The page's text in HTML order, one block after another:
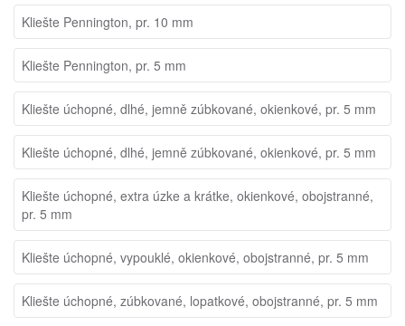
Kliešte Pennington, pr. 10 mm
Kliešte Pennington, pr. 5 mm
Kliešte úchopné, dlhé, jemně zúbkované, okienkové, pr. 5 mm
Kliešte úchopné, dlhé, jemně zúbkované, okienkové, pr. 5 mm
Kliešte úchopné, extra úzke a krátke, okienkové, obojstranné,
pr. 5 mm
Kliešte úchopné, vypouklé, okienkové, obojstranné, pr. 5 mm
Kliešte úchopné, zúbkované, lopatkové, obojstranné, pr. 5 mm